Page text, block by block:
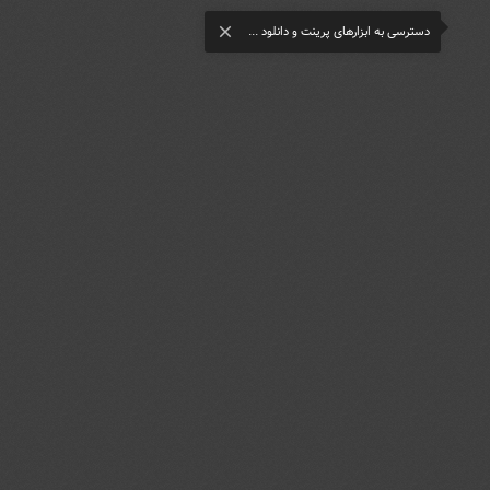
دسترسی به ابزارهای پرینت و دانلود ... close